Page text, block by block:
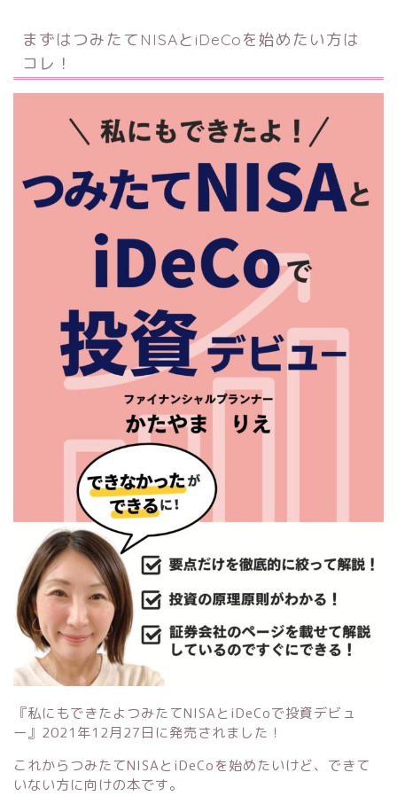
まずはつみたてNISAとiDeCoを始めたい方は
コレ！
『私にもできたよつみたてNISAとiDeCoで投資デビュ
ー』 2021年12月27日に発売されました！
これからつみたてNISAとiDeCoを始めたいけど、できて
いない方に向けの本です。